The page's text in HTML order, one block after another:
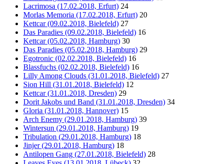
Lacrimosa (17.02.2018, Erfurt) 24
Morlas Memoria (17.02.2018, Erfurt) 20
Kettcar (09.02.2018, Bielefeld) 27
Das Paradies (09.02.2018, Bielefeld) 16
Kettcar (05.02.2018, Hamburg) 30
Das Paradies (05.02.2018, Hamburg) 29
Egotronic (02.02.2018, Bielefeld) 16
Blassfuchs (02.02.2018, Bielefeld) 16
Lilly Among Clouds (31.01.2018, Bielefeld) 27
Sion Hill (31.01.2018, Bielefeld) 12
Kettcar (31.01.2018, Dresden) 29
Dorit Jakobs und Band (31.01.2018, Dresden) 34
Gloria (31.01.2018, Hannover) 15
Arch Enemy (29.01.2018, Hamburg) 39
Wintersun (29.01.2018, Hamburg) 19
Tribulation (29.01.2018, Hamburg) 18
Jinjer (29.01.2018, Hamburg) 18
Antilopen Gang (27.01.2018, Bielefeld) 28